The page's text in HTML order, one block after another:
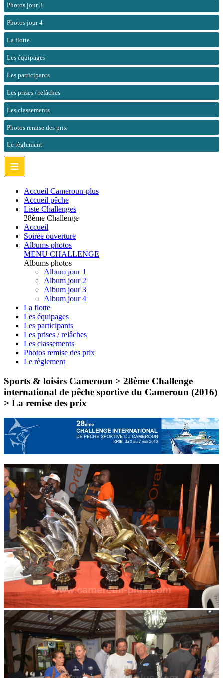
Photos jour 3
Photos jour 4
La flotte
Les équipages
Les participants
Les prises / relâches
Les classements
Photos remise des prix
Le règlement
≡
Accueil Cameroun-plus
Accueil pêche
Liste Challenges
28ème Challenge
Accueil
Soirée ouverture
Albums photos
MENU CHALLENGE
Albums photos
Album jour 1
Album jour 2
Album jour 3
Album jour 4
La flotte
Les équipages
Les participants
Les prises / relâches
Les classements
Photos remise des prix
Le règlement
Sports & loisirs Cameroun > 28ème Challenge
international de pêche sportive du Cameroun (2016)
> La remise des prix